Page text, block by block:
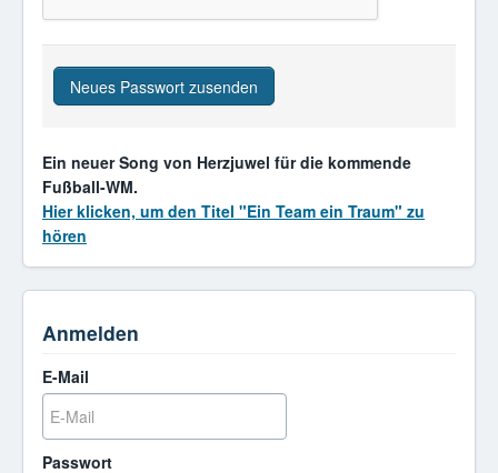
Neues Passwort zusenden
Ein neuer Song von Herzjuwel für die kommende
Fußball-WM.
Hier klicken, um den Titel "Ein Team ein Traum" zu
hören
Anmelden
E-Mail
Passwort